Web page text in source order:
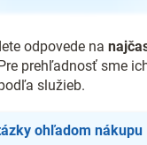
odpovede na
prehľadnosť sme
služieb.
ohľadom nákupu